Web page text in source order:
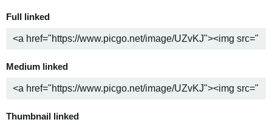
Full linked
Medium linked
Thumbnail linked